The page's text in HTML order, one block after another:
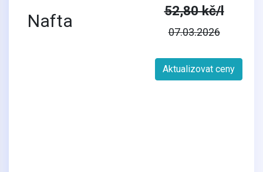
Nafta 52,80 kč/l
07.03.2026
Aktualizovat ceny